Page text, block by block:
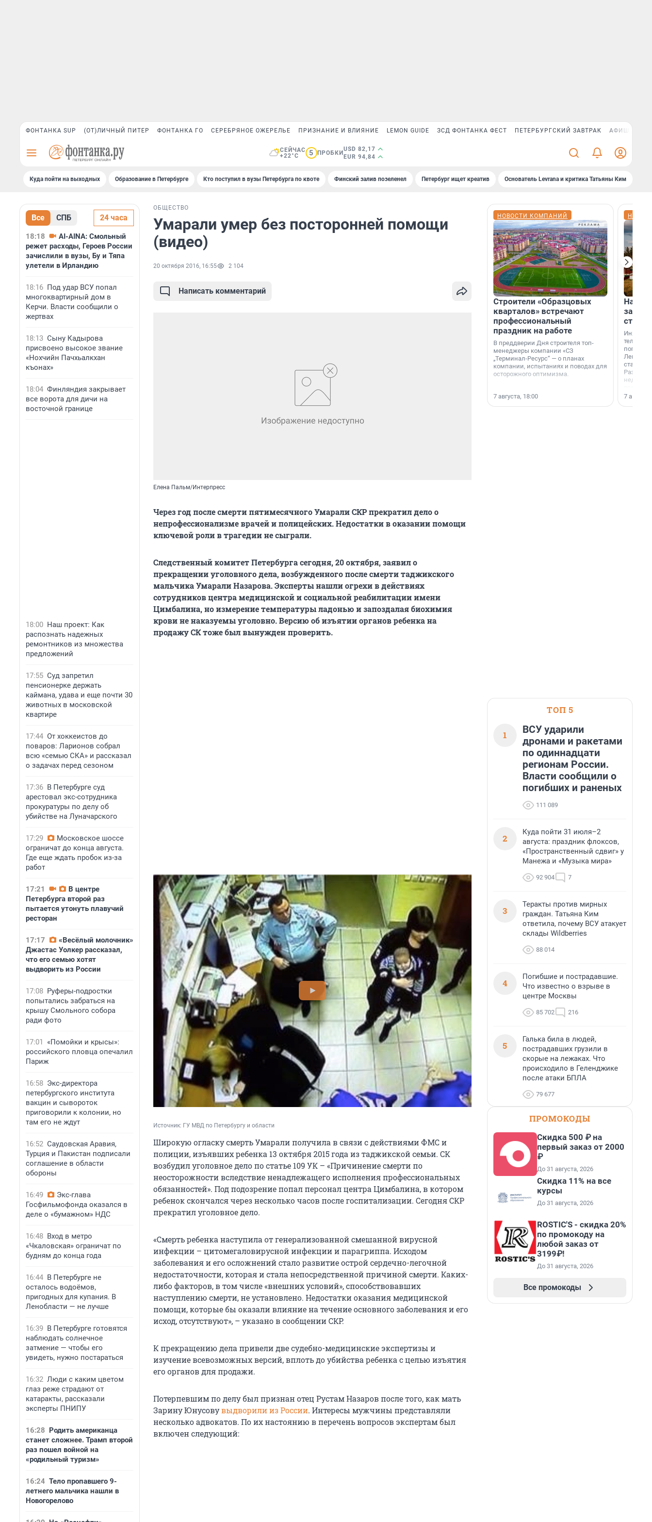
ФОНТАНКА SUP (ОТ)ЛИЧНЫЙ ПИТЕР ФОНТАНКА ГО СЕРЕБРЯНОЕ ОЖЕРЕЛЬЕ ПРИЗНАНИЕ И ВЛИЯНИЕ LEMON GUIDE ЗСД ФОНТАНКА ФЕСТ ПЕТЕРБУРГСКИЙ ЗАВТРАК АФИША PLUS
СЕЙЧАС
+22°C
5 ПРОБКИ
USD 82,17
EUR 94,84
Куда пойти на выходных Образование в Петербурге Кто поступил в вузы Петербурга по квоте Финский залив позеленел Петербург ищет креатив Основатель Levrana и критика Татьяны Ким
Все СПБ 24 часа
18:18
AI-AINA: Смольный
режет расходы, Героев России
зачислили в вузы, Бу и Тяпа
улетели в Ирландию
18:16 Под удар ВСУ попал
многоквартирный дом в
Керчи. Власти сообщили о
жертвах
18:13 Сыну Кадырова
присвоено высокое звание
«Нохчийн Пачхьалкхан
къонах»
18:04 Финляндия закрывает
все ворота для дичи на
восточной границе
18:00 Наш проект: Как
распознать надежных
ремонтников из множества
предложений
17:55 Суд запретил
пенсионерке держать
каймана, удава и еще почти 30
животных в московской
квартире
17:44 От хоккеистов до
поваров: Ларионов собрал
всю «семью СКА» и рассказал
о задачах перед сезоном
17:36 В Петербурге суд
арестовал экс-сотрудника
прокуратуры по делу об
убийстве на Луначарского
17:29
Московское шоссе
ограничат до конца августа.
Где еще ждать пробок из-за
работ
17:21
В центре
Петербурга второй раз
пытается утонуть плавучий
ресторан
17:17
«Весёлый молочник»
Джастас Уолкер рассказал,
что его семью хотят
выдворить из России
17:08 Руферы-подростки
попытались забраться на
крышу Смольного собора
ради фото
17:01
«Помойки и крысы»:
российского пловца опечалил
Париж
16:58 Экс-директора
петербургского института
вакцин и сывороток
приговорили к колонии, но
там его не ждут
16:52 Саудовская Аравия,
Турция и Пакистан подписали
соглашение в области
обороны
16:49
Экс-глава
Госфильмофонда оказался в
деле о «бумажном» НДС
16:48 Вход в метро
«Чкаловская» ограничат по
будням до конца года
16:44 В Петербурге не
осталось водоёмов,
пригодных для купания. В
Ленобласти — не лучше
16:39 В Петербурге готовятся
наблюдать солнечное
затмение — чтобы его
увидеть, нужно постараться
16:32 Люди с каким цветом
глаз реже страдают от
катаракты, рассказали
эксперты ПНИПУ
16:28 Родить американца
станет сложнее. Трамп второй
раз пошел войной на
«родильный туризм»
16:24 Тело пропавшего 9-
летнего мальчика нашли в
Новогорелово
ОБЩЕСТВО
Умарали умер без посторонней помощи
(видео)
20 октября 2016, 16:55 2 104
Написать комментарий
Елена Пальм/Интерпресс
Через год после смерти пятимесячного Умарали СКР прекратил дело о
непрофессионализме врачей и полицейских. Недостатки в оказании помощи
ключевой роли в трагедии не сыграли.
Следственный комитет Петербурга сегодня, 20 октября, заявил о
прекращении уголовного дела, возбужденного после смерти таджикского
мальчика Умарали Назарова. Эксперты нашли огрехи в действиях
сотрудников центра медицинской и социальной реабилитации имени
Цимбалина, но измерение температуры ладонью и запоздалая биохимия
крови не наказуемы уголовно. Версию об изъятии органов ребенка на
продажу СК тоже был вынужден проверить.
Источник: ГУ МВД по Петербургу и области
Широкую огласку смерть Умарали получила в связи с действиями ФМС и
полиции, изъявших ребенка 13 октября 2015 года из таджикской семьи. СК
возбудил уголовное дело по статье 109 УК – «Причинение смерти по
неосторожности вследствие ненадлежащего исполнения профессиональных
обязанностей». Под подозрение попал персонал центра Цимбалина, в котором
ребенок скончался через несколько часов после госпитализации. Сегодня СКР
прекратил уголовное дело.
«Смерть ребенка наступила от генерализованной смешанной вирусной
инфекции – цитомегаловирусной инфекции и парагриппа. Исходом
заболевания и его осложнений стало развитие острой сердечно-легочной
недостаточности, которая и стала непосредственной причиной смерти. Каких-
либо факторов, в том числе «внешних условий», способствовавших
наступлению смерти, не установлено. Недостатки оказания медицинской
помощи, которые бы оказали влияние на течение основного заболевания и его
исход, отсутствуют», – указано в сообщении СКР.
К прекращению дела привели две судебно-медицинские экспертизы и
изучение всевозможных версий, вплоть до убийства ребенка с целью изъятия
его органов для продажи.
Потерпевшим по делу был признан отец Рустам Назаров после того, как мать
Зарину Юнусовувыдворили из России. Интересы мужчины представляли
несколько адвокатов. По их настоянию в перечень вопросов экспертам был
включен следующий:
НОВОСТИ КОМПАНИЙ
Строители «Образцовых
кварталов» встречают
профессиональный
праздник на работе
В преддверии Дня строителя топ-
менеджеры компании «СЗ
„Терминал-Ресурс“ — о планах
компании, испытаниях и поводах для
осторожного оптимизма.
7 августа, 18:00
На
станции
7
ТОП 5
1
ВСУ ударили
дронами и ракетами
по одиннадцати
регионам России.
Власти сообщили о
погибших и раненых
111 089
2
Куда пойти 31 июля–2
августа: праздник флоксов,
«Пространственный сдвиг» у
Манежа и «Музыка мира»
92 904 7
3
Теракты против мирных
граждан. Татьяна Ким
ответила, почему ВСУ атакует
склады Wildberries
88 014
4
Погибшие и пострадавшие.
Что известно о взрыве в
центре Москвы
85 702 216
5
Галька била в людей,
пострадавших грузили в
скорые на лежаках. Что
происходило в Геленджике
после атаки БПЛА
79 677
ПРОМОКОДЫ
Скидка 500 ₽ на
первый заказ от 2000
₽
До 31 августа, 2026
Скидка 11% на все
курсы
До 31 августа, 2026
ROSTIC'S - скидка 20%
по промокоду на
любой заказ от
3199₽!
До 31 августа, 2026
Все промокоды